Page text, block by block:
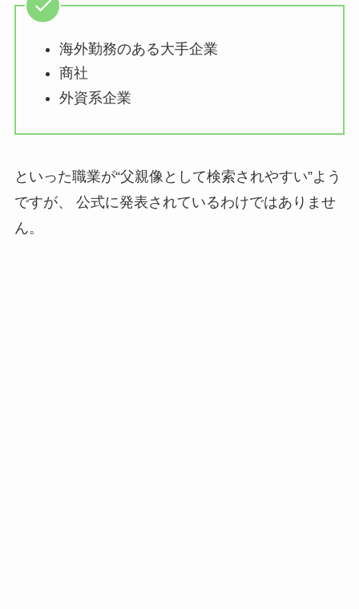
海外勤務のある大手企業
商社
外資系企業
といった職業が“父親像として検索されやすい”よう
ですが、 公式に発表されているわけではありませ
ん。